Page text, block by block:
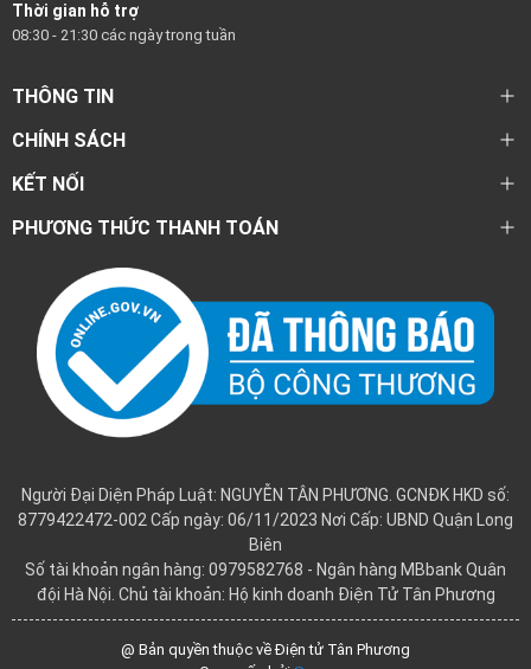
Thời gian hỗ trợ
08:30 - 21:30 các ngày trong tuần
THÔNG TIN
CHÍNH SÁCH
KẾT NỐI
PHƯƠNG THỨC THANH TOÁN
Người Đại Diện Pháp Luật: NGUYỄN TÂN PHƯƠNG. GCNĐK HKD số:
8779422472-002 Cấp ngày: 06/11/2023 Nơi Cấp: UBND Quận Long
Biên
Số tài khoản ngân hàng: 0979582768 - Ngân hàng MBbank Quân
đội Hà Nội. Chủ tài khoản: Hộ kinh doanh Điện Tử Tân Phương
@ Bản quyền thuộc về Điện tử Tân Phương